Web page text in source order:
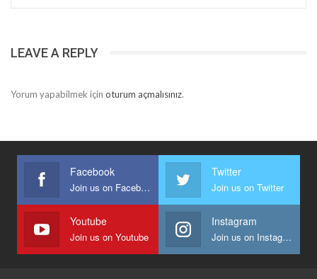
LEAVE A REPLY
Yorum yapabilmek için oturum açmalısınız.
Facebook
Join us on Facebook
Twitter
Join us on Twitter
Youtube
Join us on Youtube
Instagram
Join us on Instagram